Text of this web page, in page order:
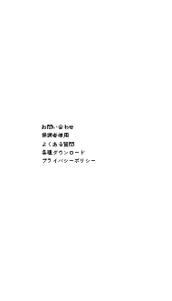
​お問い合わせ
保護者様用
よくある質問
​各種ダウンロード
プライバシーポリシー